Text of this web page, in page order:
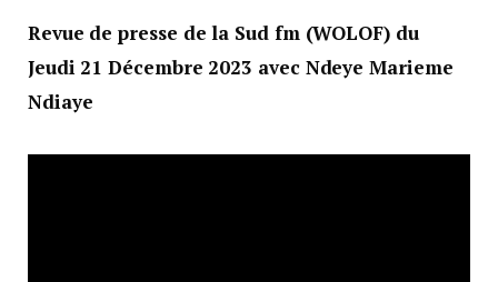
Revue de presse de la Sud fm (WOLOF) du
Jeudi 21 Décembre 2023 avec Ndeye Marieme
Ndiaye